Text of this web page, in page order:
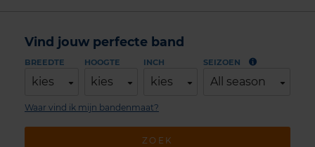
Vind jouw perfecte band
BREEDTE
kies
HOOGTE
kies
INCH
kies
SEIZOEN
All season
ZOEK
Waar vind ik mijn bandenmaat?